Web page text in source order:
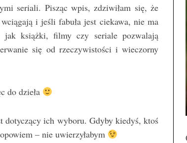
seriali. Pisząc wpis, zdziwiłam się, że
i jeśli fabuła jest ciekawa, nie ma
książki, filmy czy seriale pozwalają
się od rzeczywistości i wieczorny
do dzieła
dotyczący ich wyboru. Gdyby kiedyś, ktoś
– nie uwierzyłabym